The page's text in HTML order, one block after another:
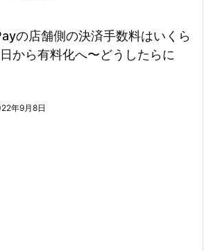
検索
の店舗側の決済手数料はいくら
から有料化へ〜どうしたらに
年9月8日